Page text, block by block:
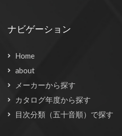
ナビゲーション
Home
about
メーカーから探す
カタログ年度から探す
目次分類（五十音順）で探す